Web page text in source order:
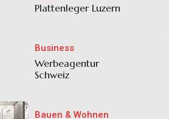
Plattenleger Luzern
Business
Werbeagentur
Schweiz
Bauen & Wohnen